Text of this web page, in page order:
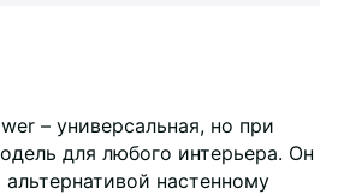
– универсальная, но при
для любого интерьера. Он
настенному